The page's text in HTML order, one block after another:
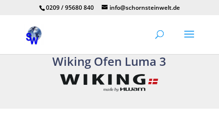
0209 / 95680 840 info@schornsteinwelt.de
Wiking Ofen Luma 3